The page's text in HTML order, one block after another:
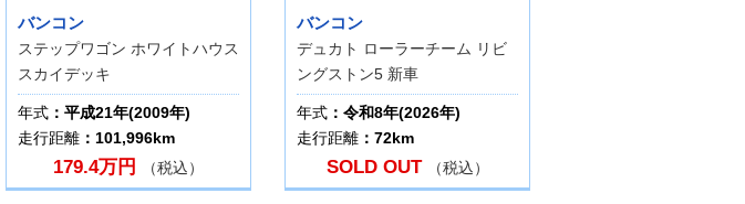
バンコン
ステップワゴン ホワイトハウス
スカイデッキ
年式 ：平成21年(2009年)
走行距離 ：101,996km
179.4万円 （税込）
バンコン
デュカト ローラーチーム リビ
ングストン5 新車
年式 ：令和8年(2026年)
走行距離 ：72km
SOLD OUT （税込）